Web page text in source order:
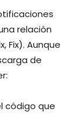
relación
Fix). Aunque
de
código que